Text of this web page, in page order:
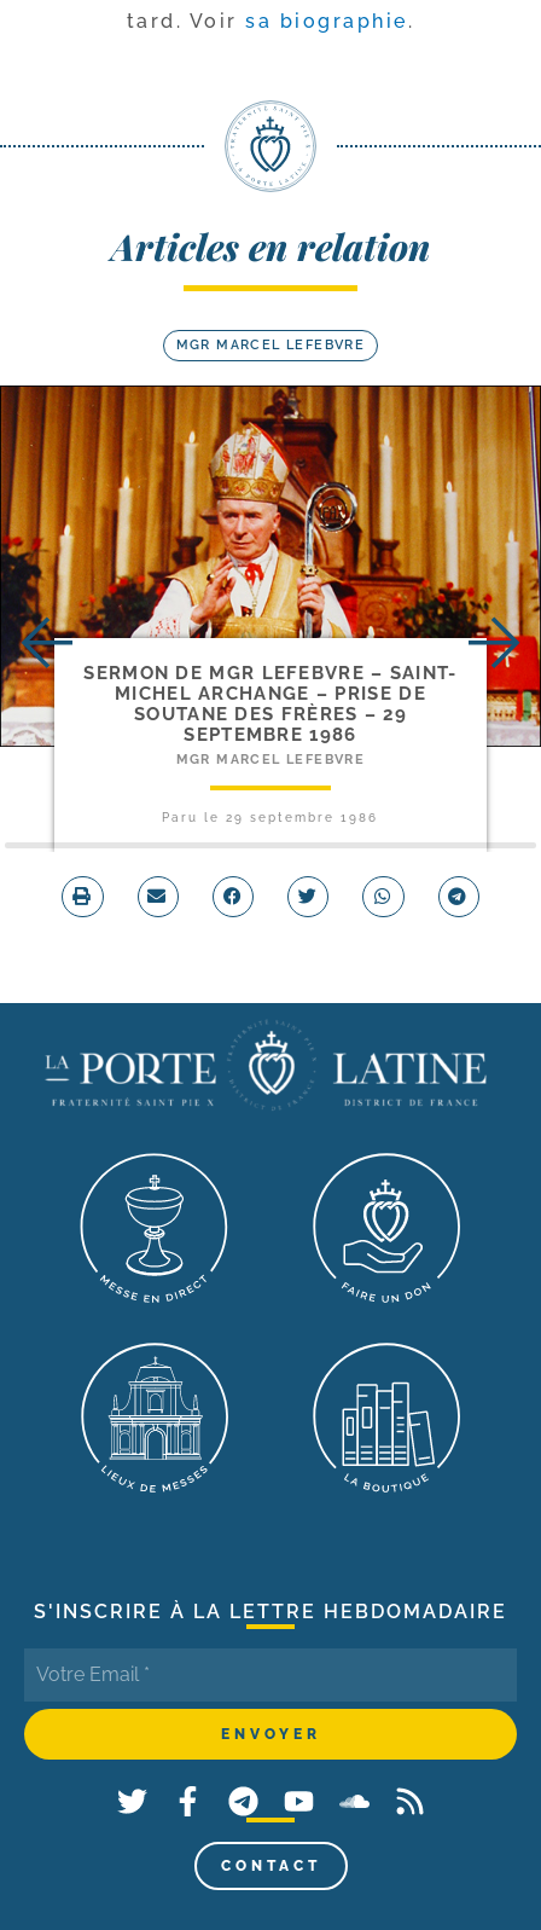
tard. Voirsa bio­gra­phie .
Articles en relation
MGR MARCEL LEFEBVRE
SERMON DE MGR LEFEBVRE – SAINT-​
MICHEL ARCHANGE – PRISE DE
SOUTANE DES FRÈRES – 29
SEPTEMBRE 1986
MGR MARCEL LEFEBVRE
Paru le29 septembre 1986
S'INSCRIRE À LA LETTRE HEBDOMADAIRE
CONTACT